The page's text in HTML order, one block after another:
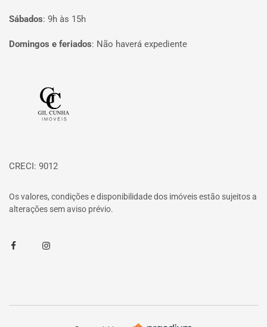
Sábados: 9h às 15h
Domingos e feriados: Não haverá expediente
CRECI: 9012
Os valores, condições e disponibilidade dos imóveis estão sujeitos a
alterações sem aviso prévio.
FacebookInstagram